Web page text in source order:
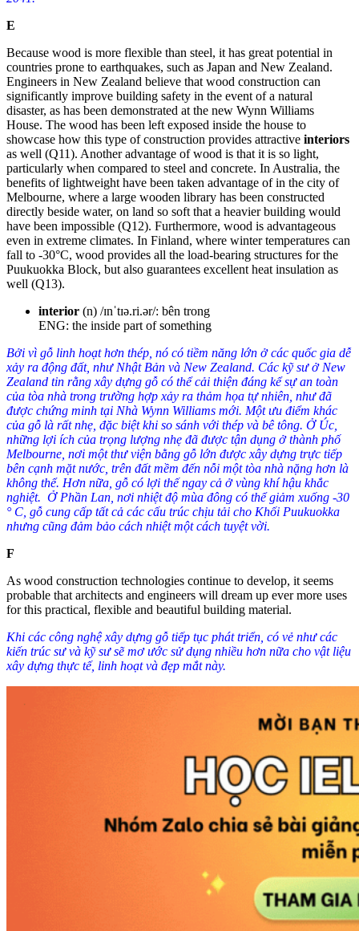
E
Because wood is more flexible than steel, it has great potential in
countries prone to earthquakes, such as Japan and New Zealand.
Engineers in New Zealand believe that wood construction can
significantly improve building safety in the event of a natural
disaster, as has been demonstrated at the new Wynn Williams
House. The wood has been left exposed inside the house to
showcase how this type of construction provides attractive interiors
as well (Q11). Another advantage of wood is that it is so light,
particularly when compared to steel and concrete. In Australia, the
benefits of lightweight have been taken advantage of in the city of
Melbourne, where a large wooden library has been constructed
directly beside water, on land so soft that a heavier building would
have been impossible (Q12). Furthermore, wood is advantageous
even in extreme climates. In Finland, where winter temperatures can
fall to -30°C, wood provides all the load-bearing structures for the
Puukuokka Block, but also guarantees excellent heat insulation as
well (Q13).
interior (n) /ɪnˈtɪə.ri.ər/: bên trong
ENG: the inside part of something
Bởi vì gỗ linh hoạt hơn thép, nó có tiềm năng lớn ở các quốc gia dễ
xảy ra động đất, như Nhật Bản và New Zealand. Các kỹ sư ở New
Zealand tin rằng xây dựng gỗ có thể cải thiện đáng kể sự an toàn
của tòa nhà trong trường hợp xảy ra thảm họa tự nhiên, như đã
được chứng minh tại Nhà Wynn Williams mới. Một ưu điểm khác
của gỗ là rất nhẹ, đặc biệt khi so sánh với thép và bê tông. Ở Úc,
những lợi ích của trọng lượng nhẹ đã được tận dụng ở thành phố
Melbourne, nơi một thư viện bằng gỗ lớn được xây dựng trực tiếp
bên cạnh mặt nước, trên đất mềm đến nỗi một tòa nhà nặng hơn là
không thể. Hơn nữa, gỗ có lợi thế ngay cả ở vùng khí hậu khắc
nghiệt. Ở Phần Lan, nơi nhiệt độ mùa đông có thể giảm xuống -30
° C, gỗ cung cấp tất cả các cấu trúc chịu tải cho Khối Puukuokka
nhưng cũng đảm bảo cách nhiệt một cách tuyệt vời.
F
As wood construction technologies continue to develop, it seems
probable that architects and engineers will dream up ever more uses
for this practical, flexible and beautiful building material.
Khi các công nghệ xây dựng gỗ tiếp tục phát triển, có vẻ như các
kiến trúc sư và kỹ sư sẽ mơ ước sử dụng nhiều hơn nữa cho vật liệu
xây dựng thực tế, linh hoạt và đẹp mắt này.